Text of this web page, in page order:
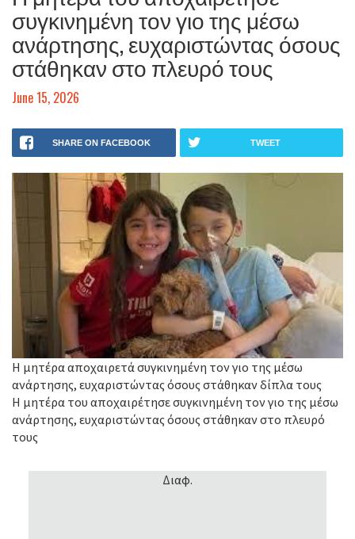
συγκινημένη τον γιο της μέσω
ανάρτησης, ευχαριστώντας όσους
στάθηκαν στο πλευρό τους
June 15, 2026
SHARE ON FACEBOOK TWEET
Η μητέρα αποχαιρετά συγκινημένη τον γιο της μέσω
ανάρτησης, ευχαριστώντας όσους στάθηκαν δίπλα τους
Η μητέρα του αποχαιρέτησε συγκινημένη τον γιο της μέσω
ανάρτησης, ευχαριστώντας όσους στάθηκαν στο πλευρό
τους
Διαφ.